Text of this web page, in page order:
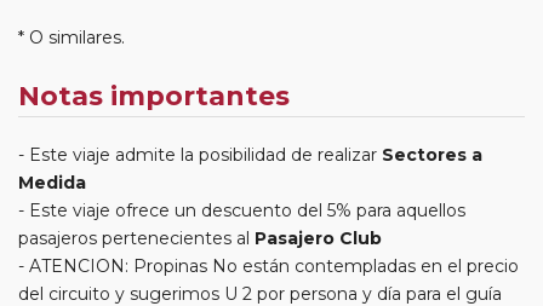
* O similares.
Notas importantes
Este viaje admite la posibilidad de realizar Sectores a
Medida
Este viaje ofrece un descuento del 5% para aquellos
pasajeros pertenecientes al Pasajero Club
ATENCION: Propinas No están contempladas en el precio
del circuito y sugerimos U 2 por persona y día para el guía